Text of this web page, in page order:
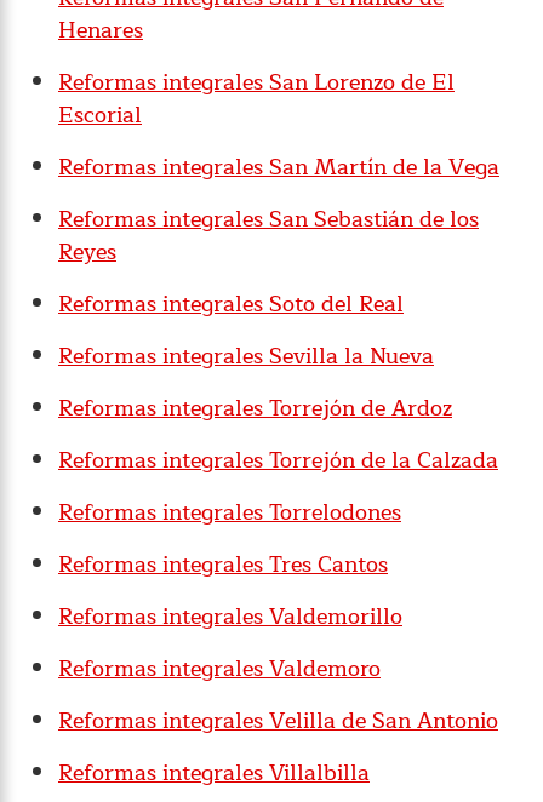
Henares
Reformas integrales San Lorenzo de El
Escorial
Reformas integrales San Martín de la Vega
Reformas integrales San Sebastián de los
Reyes
Reformas integrales Soto del Real
Reformas integrales Sevilla la Nueva
Reformas integrales Torrejón de Ardoz
Reformas integrales Torrejón de la Calzada
Reformas integrales Torrelodones
Reformas integrales Tres Cantos
Reformas integrales Valdemorillo
Reformas integrales Valdemoro
Reformas integrales Velilla de San Antonio
Reformas integrales Villalbilla